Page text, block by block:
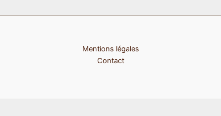
Mentions légales
Contact